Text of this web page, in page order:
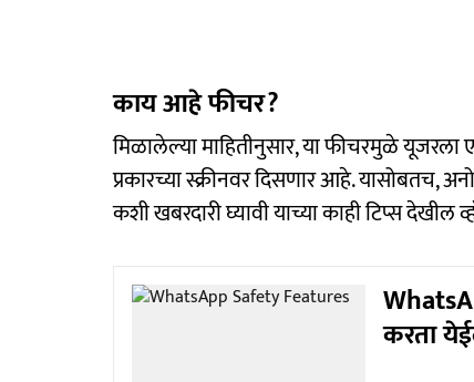
काय आहे फीचर?
मिळालेल्या माहितीनुसार, या फीचरमुळे
प्रकारच्या स्क्रीनवर दिसणार आहे.
कशी खबरदारी घ्यावी याच्या काही टिप्स
करता